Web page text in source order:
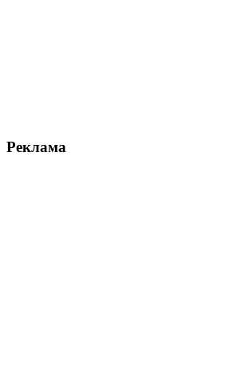
Реклама